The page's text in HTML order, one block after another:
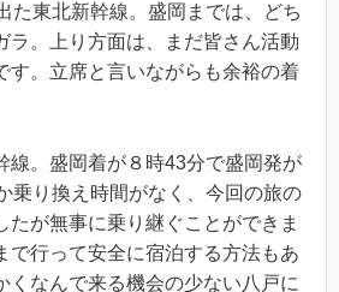
た東北新幹線。盛岡までは、どち
ラ。上り方面は、まだ皆さん活動
す。立席と言いながらも余裕の着
線。盛岡着が８時43分で盛岡発が
乗り換え時間がなく、今回の旅の
たが無事に乗り継ぐことができま
で行って安全に宿泊する方法もあ
くなんで来る機会の少ない八戸に